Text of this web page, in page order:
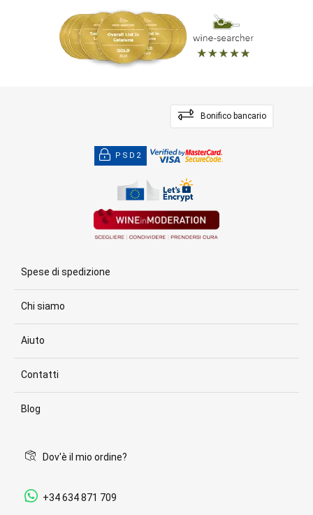
Bonifico bancario
PSD2
Spese di spedizione
Chi siamo
Aiuto
Contatti
Blog
Dov'è il mio ordine?
+34 634 871 709